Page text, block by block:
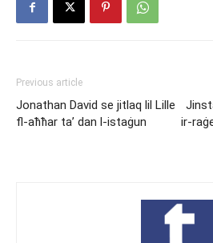
Previous article
Jonathan David se jitlaq lil Lille
fl-aħħar ta’ dan l-istaġun
ir-